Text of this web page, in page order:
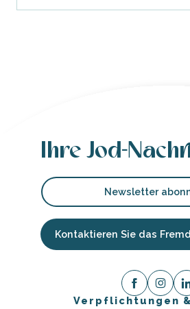
Ihre Jod-
Newsletter
Kontaktieren Sie das
Verpflichtungen